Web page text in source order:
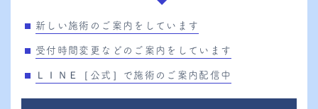
新しい施術のご案内をしています
受付時間変更などのご案内をしています
ＬＩＮＥ［公式］で施術のご案内配信中